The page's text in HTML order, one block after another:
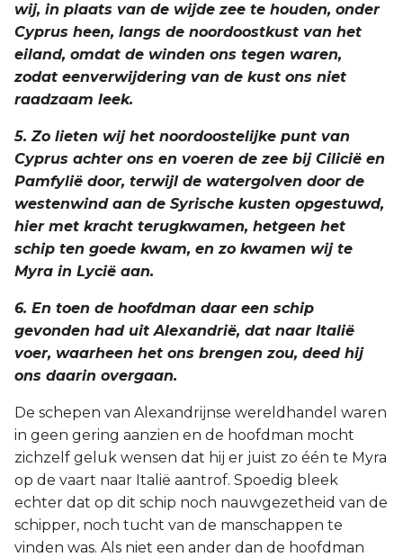
wij, in plaats van de wijde zee te houden, onder
Cyprus heen, langs de noordoostkust van het
eiland, omdat de winden ons tegen waren,
zodat eenverwijdering van de kust ons niet
raadzaam leek.
5. Zo lieten wij het noordoostelijke punt van
Cyprus achter ons en voeren de zee bij Cilicië en
Pamfylië door, terwijl de watergolven door de
westenwind aan de Syrische kusten opgestuwd,
hier met kracht terugkwamen, hetgeen het
schip ten goede kwam, en zo kwamen wij te
Myra in Lycië aan.
6. En toen de hoofdman daar een schip
gevonden had uit Alexandrië, dat naar Italië
voer, waarheen het ons brengen zou, deed hij
ons daarin overgaan.
De schepen van Alexandrijnse wereldhandel waren
in geen gering aanzien en de hoofdman mocht
zichzelf geluk wensen dat hij er juist zo één te Myra
op de vaart naar Italië aantrof. Spoedig bleek
echter dat op dit schip noch nauwgezetheid van de
schipper, noch tucht van de manschappen te
vinden was. Als niet een ander dan de hoofdman